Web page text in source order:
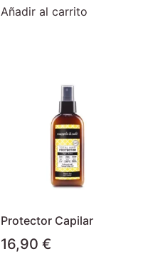
Añadir al carrito
Protector Capilar
16,90 €